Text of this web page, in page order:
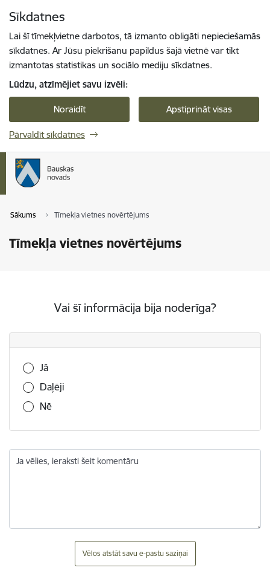
Sīkdatnes
Lai šī tīmekļvietne darbotos, tā izmanto obligāti nepieciešamās
sīkdatnes. Ar Jūsu piekrišanu papildus šajā vietnē var tikt
izmantotas statistikas un sociālo mediju sīkdatnes.
Lūdzu, atzīmējiet savu izvēli:
Noraidīt Apstiprināt visas
Pārvaldīt sīkdatnes
Sākums Tīmekļa vietnes novērtējums
Tīmekļa vietnes novērtējums
Vai šī informācija bija noderīga?
Vai šī informācija bija noderīga?
Jā
Daļēji
Nē
Ja vēlies, ieraksti šeit komentāru
Vēlos atstāt savu e-pastu saziņai